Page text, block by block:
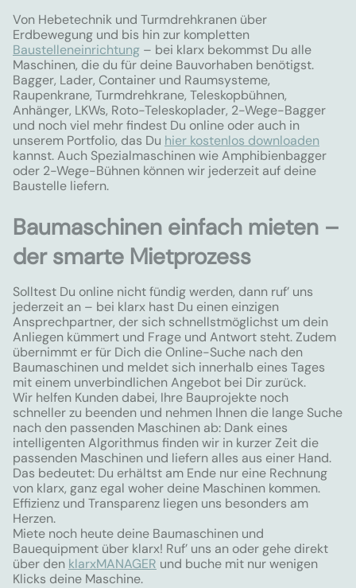
Von Hebetechnik und Turmdrehkranen über
Erdbewegung und bis hin zur kompletten
Baustelleneinrichtung – bei klarx bekommst Du alle
Maschinen, die du für deine Bauvorhaben benötigst.
Bagger, Lader, Container und Raumsysteme,
Raupenkrane, Turmdrehkrane, Teleskopbühnen,
Anhänger, LKWs, Roto-Teleskoplader, 2-Wege-Bagger
und noch viel mehr findest Du online oder auch in
unserem Portfolio, das Du hier kostenlos downloaden
kannst. Auch Spezialmaschinen wie Amphibienbagger
oder 2-Wege-Bühnen können wir jederzeit auf deine
Baustelle liefern.
Baumaschinen einfach mieten –
der smarte Mietprozess
Solltest Du online nicht fündig werden, dann ruf’ uns
jederzeit an – bei klarx hast Du einen einzigen
Ansprechpartner, der sich schnellstmöglichst um dein
Anliegen kümmert und Frage und Antwort steht. Zudem
übernimmt er für Dich die Online-Suche nach den
Baumaschinen und meldet sich innerhalb eines Tages
mit einem unverbindlichen Angebot bei Dir zurück.
Wir helfen Kunden dabei, Ihre Bauprojekte noch
schneller zu beenden und nehmen Ihnen die lange Suche
nach den passenden Maschinen ab: Dank eines
intelligenten Algorithmus finden wir in kurzer Zeit die
passenden Maschinen und liefern alles aus einer Hand.
Das bedeutet: Du erhältst am Ende nur eine Rechnung
von klarx, ganz egal woher deine Maschinen kommen.
Effizienz und Transparenz liegen uns besonders am
Herzen.
Miete noch heute deine Baumaschinen und
Bauequipment über klarx! Ruf’ uns an oder gehe direkt
über den klarxMANAGER und buche mit nur wenigen
Klicks deine Maschine.